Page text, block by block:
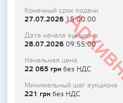
Конечный срок подачи
27.07.202615:00:00
Дата начала аукциона
28.07.2026 09:55:00
Начальная цена
22 065 грн без НДС
Минимальный шаг аукциона
221 грн без НДС